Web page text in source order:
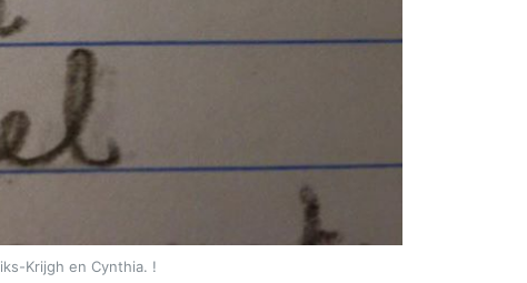
Krijgh en Cynthia. !